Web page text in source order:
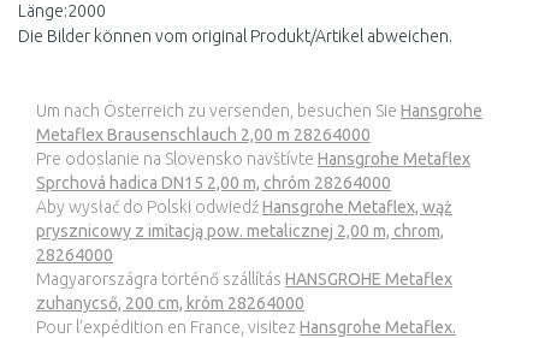
Länge:2000
Die Bilder können vom original Produkt/Artikel abweichen.
Um nach Österreich zu versenden, besuchen Sie Hansgrohe
Metaflex Brausenschlauch 2,00 m 28264000
Pre odoslanie na Slovensko navštívte Hansgrohe Metaflex
Sprchová hadica DN15 2,00 m, chróm 28264000
Aby wysłać do Polski odwiedźHansgrohe Metaflex, wąż
prysznicowy z imitacją pow. metalicznej 2,00 m, chrom,
28264000
Magyarországra történő szállítás HANSGROHE Metaflex
zuhanycső, 200 cm, króm 28264000
Pour l’expédition en France, visitez Hansgrohe Metaflex.